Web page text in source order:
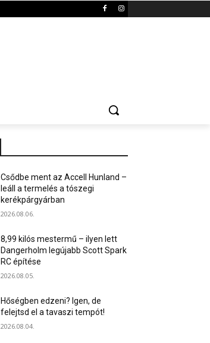
Csődbe ment az Accell Hunland –
leáll a termelés a tószegi
kerékpárgyárban
2026.08.06.
8,99 kilós mestermű – ilyen lett
Dangerholm legújabb Scott Spark
RC építése
2026.08.05.
Hőségben edzeni? Igen, de
felejtsd el a tavaszi tempót!
2026.08.04.